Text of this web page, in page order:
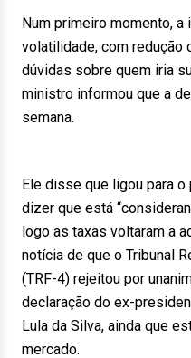
Num primeiro momento,
volatilidade, com redução
dúvidas sobre quem iria
ministro informou que a
semana.
Ele disse que ligou para
dizer que está
logo as taxas voltaram a
notícia de que o Tribunal
(TRF-4) rejeitou por
declaração do ex-
Lula da Silva, ainda que
mercado.